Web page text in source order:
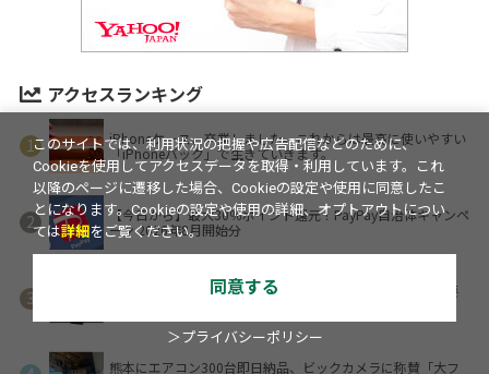
アクセスランキング
iPhoneケース、卒業しました。これからは最高に使いやすい
「iPhoneバック」で生きていきます。
【今日から】最大30％ポイント還元！PayPay自治体キャンペ
ーン 2026年8月開始分
USB-Cだけで使える9.2型サブディスプレイ登場 HDMI不要
熊本にエアコン300台即日納品、ビックカメラに称賛「大フ
このサイトでは、利用状況の把握や広告配信などのために、
Cookieを使用してアクセスデータを取得・利用しています。これ
以降のページに遷移した場合、Cookieの設定や使用に同意したこ
とになります。Cookieの設定や使用の詳細、オプトアウトについ
ては詳細をご覧ください。
同意する
＞プライバシーポリシー